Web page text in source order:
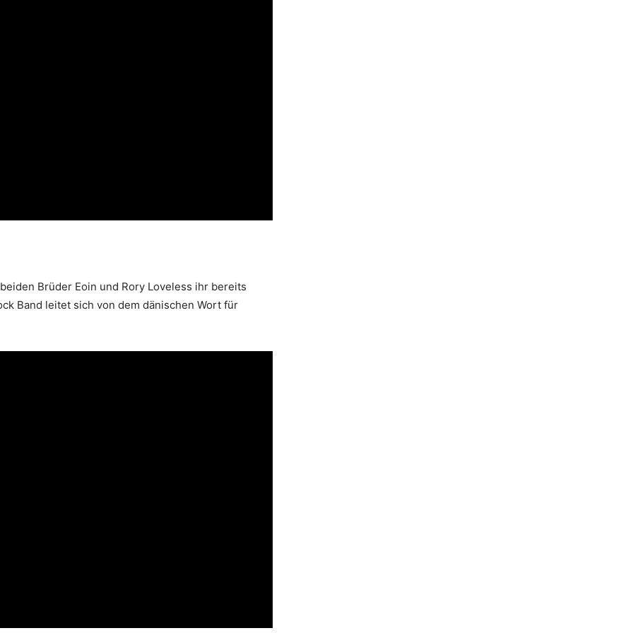
Brüder Eoin und Rory Loveless ihr bereits
Band leitet sich von dem dänischen Wort für